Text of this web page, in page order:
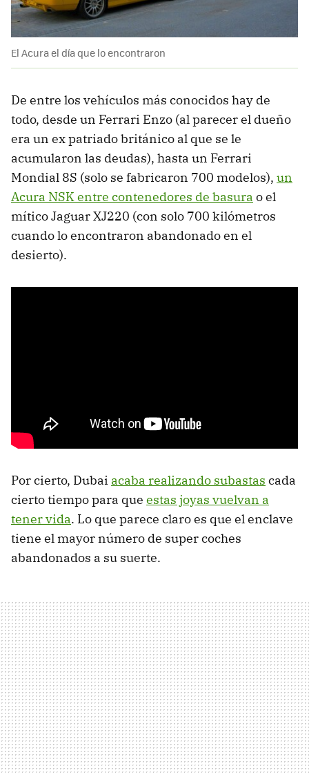
El Acura el día que lo encontraron
De entre los vehículos más conocidos hay de
todo, desde un Ferrari Enzo (al parecer el dueño
era un ex patriado británico al que se le
acumularon las deudas), hasta un Ferrari
Mondial 8S (solo se fabricaron 700 modelos), un
Acura NSK entre contenedores de basura o el
mítico Jaguar XJ220 (con solo 700 kilómetros
cuando lo encontraron abandonado en el
desierto).
Por cierto, Dubai acaba realizando subastas cada
cierto tiempo para que estas joyas vuelvan a
tener vida. Lo que parece claro es que el enclave
tiene el mayor número de super coches
abandonados a su suerte.